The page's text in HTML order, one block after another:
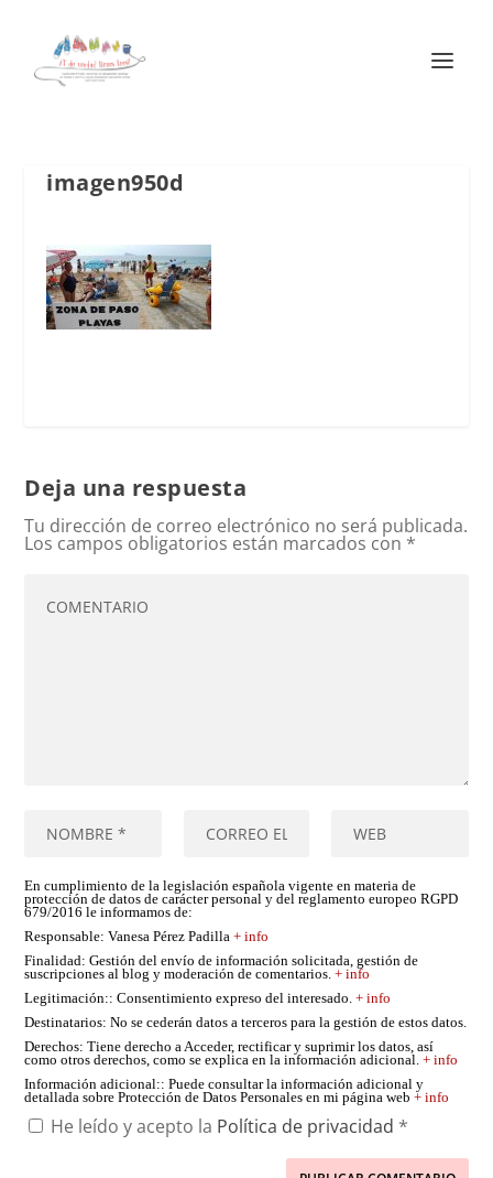
imagen950d
Deja una respuesta
Tu dirección de correo electrónico no será publicada.
Los campos obligatorios están marcados con *
En cumplimiento de la legislación española vigente en materia de
protección de datos de carácter personal y del reglamento europeo RGPD
679/2016 le informamos de:
Responsable: Vanesa Pérez Padilla+ info
Finalidad: Gestión del envío de información solicitada, gestión de
suscripciones al blog y moderación de comentarios.+ info
Legitimación:: Consentimiento expreso del interesado.+ info
Destinatarios: No se cederán datos a terceros para la gestión de estos datos.
Derechos: Tiene derecho a Acceder, rectificar y suprimir los datos, así
como otros derechos, como se explica en la información adicional.+ info
Información adicional:: Puede consultar la información adicional y
detallada sobre Protección de Datos Personales en mi página web+ info
He leído y acepto la Política de privacidad *